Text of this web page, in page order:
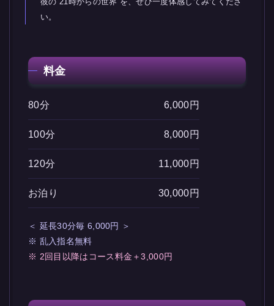
い。
料金
80分 6,000円
100分 8,000円
120分 11,000円
お泊り 30,000円
＜ 延長30分毎 6,000円 ＞
※ 乱入指名無料
※ 2回目以降はコース料金＋3,000円